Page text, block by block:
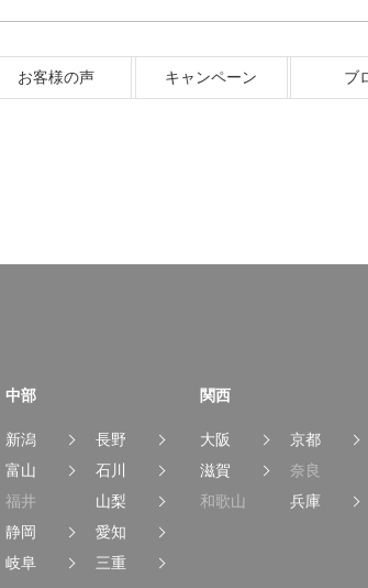
お客様の声 キャンペーン ブ
中部
新潟
長野
富山
石川
福井
山梨
静岡
愛知
岐阜
三重
関西
大阪
京都
滋賀
奈良
和歌山
兵庫